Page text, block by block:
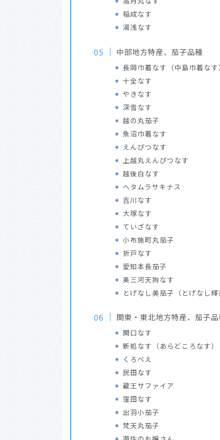
稲成なす
湯浅なす
中部地方特産、茄子品種
長岡巾着なす（中島巾着な
十全なす
やきなす
深雪なす
越の丸茄子
魚沼巾着なす
えんぴつなす
上越丸えんぴつなす
越後白なす
ヘタムラサキナス
吉川なす
大塚なす
ていざなす
小布施町丸茄子
折戸なす
愛知本長茄子
奥三河天狗なす
とげなし美茄子（とげなし
関東・東北地方特産、茄子
関口なす
新処なす（あらどころなす）
くろべえ
民田なす
蔵王サファイア
窪田なす
出羽小茄子
梵天丸茄子